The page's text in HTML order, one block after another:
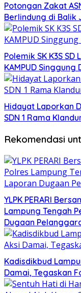
Potongan Zakat
Berlindung di Balik
Polemik SK K3S
KAMPUD
Hidayat Laporkan
SDN 1 Rama
Rekomendasi
YLPK PERARI
Lampung Tengah
Dugaan
Kadisdikbud
Damai, Tegaskan